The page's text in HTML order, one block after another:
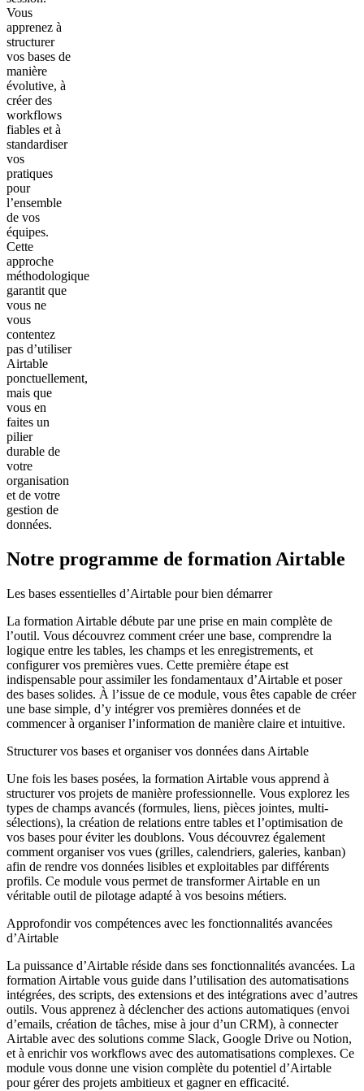
Vous
apprenez à
structurer
vos bases de
manière
évolutive, à
créer des
workflows
fiables et à
standardiser
vos
pratiques
pour
l’ensemble
de vos
équipes.
Cette
approche
méthodologique
garantit que
vous ne
vous
contentez
pas d’utiliser
Airtable
ponctuellement,
mais que
vous en
faites un
pilier
durable de
votre
organisation
et de votre
gestion de
données.
Notre programme de formation Airtable
Les bases essentielles d’Airtable pour bien démarrer
La formation Airtable débute par une prise en main complète de
l’outil. Vous découvrez comment créer une base, comprendre la
logique entre les tables, les champs et les enregistrements, et
configurer vos premières vues. Cette première étape est
indispensable pour assimiler les fondamentaux d’Airtable et poser
des bases solides. À l’issue de ce module, vous êtes capable de créer
une base simple, d’y intégrer vos premières données et de
commencer à organiser l’information de manière claire et intuitive.
Structurer vos bases et organiser vos données dans Airtable
Une fois les bases posées, la formation Airtable vous apprend à
structurer vos projets de manière professionnelle. Vous explorez les
types de champs avancés (formules, liens, pièces jointes, multi-
sélections), la création de relations entre tables et l’optimisation de
vos bases pour éviter les doublons. Vous découvrez également
comment organiser vos vues (grilles, calendriers, galeries, kanban)
afin de rendre vos données lisibles et exploitables par différents
profils. Ce module vous permet de transformer Airtable en un
véritable outil de pilotage adapté à vos besoins métiers.
Approfondir vos compétences avec les fonctionnalités avancées
d’Airtable
La puissance d’Airtable réside dans ses fonctionnalités avancées. La
formation Airtable vous guide dans l’utilisation des automatisations
intégrées, des scripts, des extensions et des intégrations avec d’autres
outils. Vous apprenez à déclencher des actions automatiques (envoi
d’emails, création de tâches, mise à jour d’un CRM), à connecter
Airtable avec des solutions comme Slack, Google Drive ou Notion,
et à enrichir vos workflows avec des automatisations complexes. Ce
module vous donne une vision complète du potentiel d’Airtable
pour gérer des projets ambitieux et gagner en efficacité.